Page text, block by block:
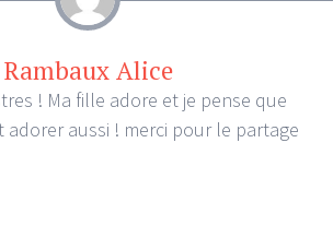
Rambaux Alice
! Ma fille adore et je pense que
adorer aussi ! merci pour le partage